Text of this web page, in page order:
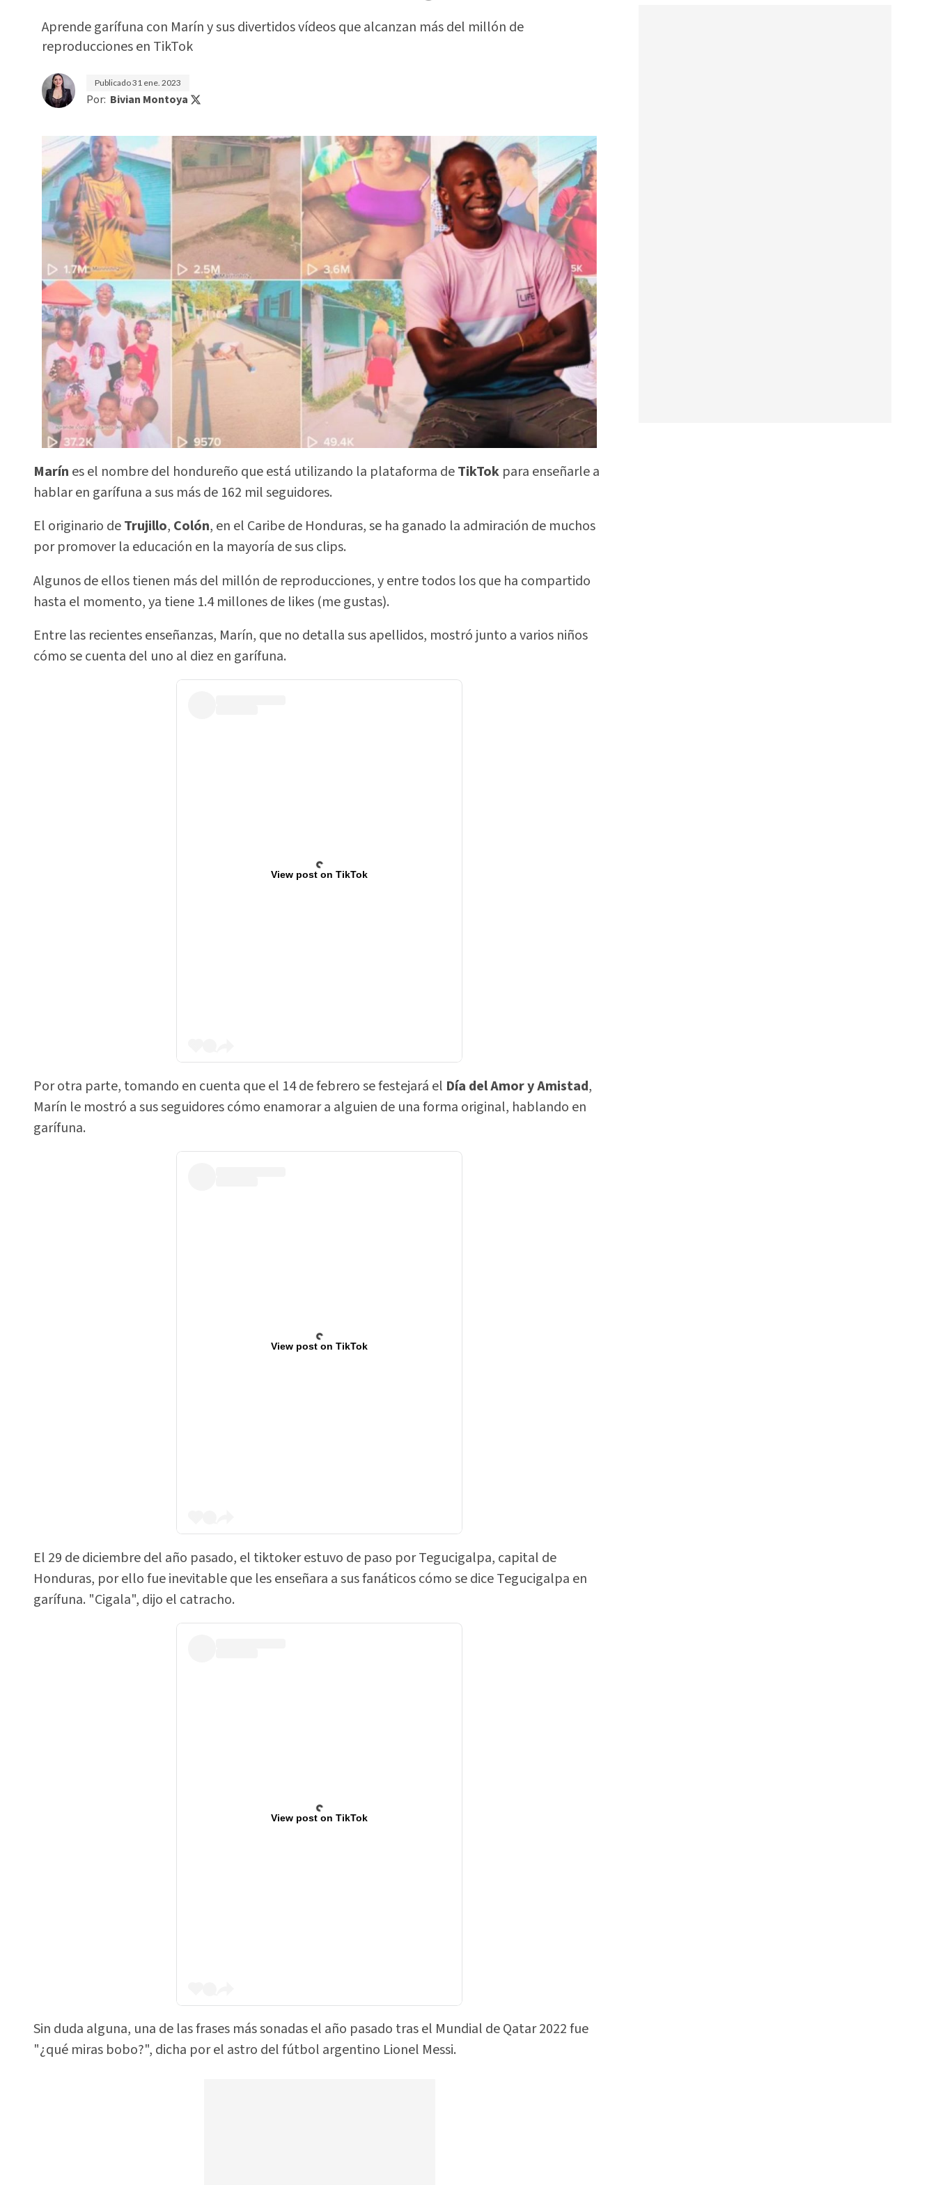
Aprende garífuna con Marín y sus divertidos vídeos que alcanzan más del millón de
reproducciones en TikTok
Publicado31 ene. 2023
Por: Bivian Montoya
Marín es el nombre del hondureño que está utilizando la plataforma deTikTok para enseñarle a
hablar en garífuna a sus más de 162 mil seguidores.
El originario deTrujillo, Colón, en el Caribe de Honduras, se ha ganado la admiración de muchos
por promover la educación en la mayoría de sus clips.
Algunos de ellos tienen más del millón de reproducciones, y entre todos los que ha compartido
hasta el momento, ya tiene 1.4 millones de likes (me gustas).
Entre las recientes enseñanzas, Marín, que no detalla sus apellidos, mostró junto a varios niños
cómo se cuenta del uno al diez en garífuna.
View post on TikTok
Por otra parte, tomando en cuenta que el 14 de febrero se festejará el Día del Amor y Amistad,
Marín le mostró a sus seguidores cómo enamorar a alguien de una forma original, hablando en
garífuna.
View post on TikTok
El 29 de diciembre del año pasado, el tiktoker estuvo de paso por Tegucigalpa, capital de
Honduras, por ello fue inevitable que les enseñara a sus fanáticos cómo se dice Tegucigalpa en
garífuna. "Cigala", dijo el catracho.
View post on TikTok
Sin duda alguna, una de las frases más sonadas el año pasado tras el Mundial de Qatar 2022 fue
"¿qué miras bobo?", dicha por el astro del fútbol argentino Lionel Messi.